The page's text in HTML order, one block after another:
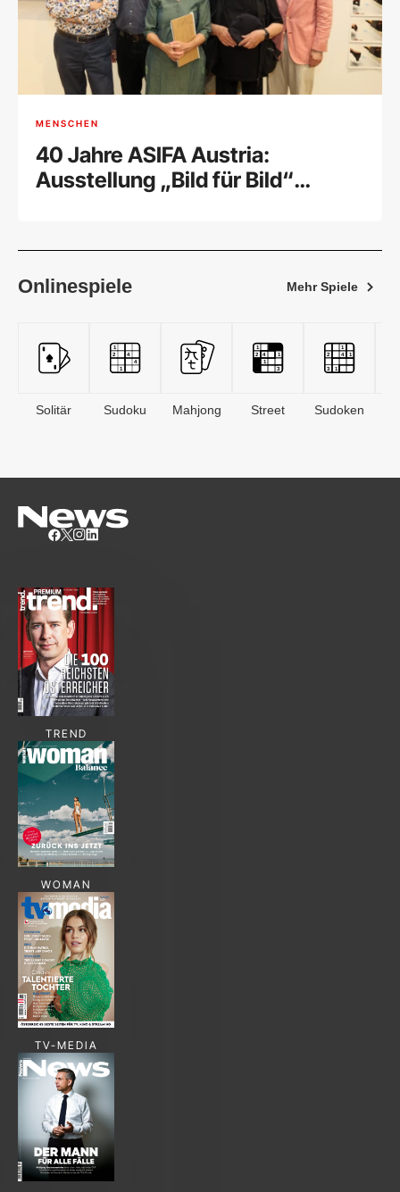
MENSCHEN
40 Jahre ASIFA Austria:
Ausstellung „Bild für Bild“
Onlinespiele Mehr Spiele
Solitär Sudoku Mahjong Street Sudoken
TREND
WOMAN
TV-MEDIA